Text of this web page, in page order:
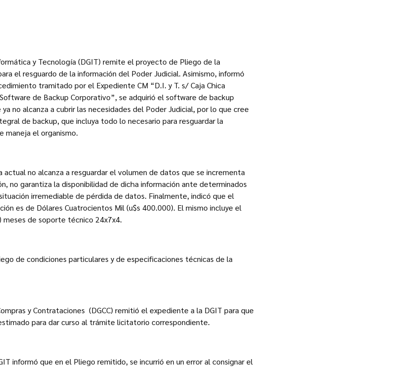
y Tecnología (DGIT) remite el proyecto de Pliego de la
el resguardo de la información del Poder Judicial. Asimismo, informó
tramitado por el Expediente CM “D.I. y T. s/ Caja Chica
de Backup Corporativo”, se adquirió el software de backup
no alcanza a cubrir las necesidades del Poder Judicial, por lo que cree
de backup, que incluya todo lo necesario para resguardar la
maneja el organismo.
no alcanza a resguardar el volumen de datos que se incrementa
no garantiza la disponibilidad de dicha información ante determinados
irremediable de pérdida de datos. Finalmente, indicó que el
es de Dólares Cuatrocientos Mil (u$s 400.000). El mismo incluye el
meses de soporte técnico 24x7x4.
de condiciones particulares y de especificaciones técnicas de la
y Contrataciones (DGCC) remitió el expediente a la DGIT para que
para dar curso al trámite licitatorio correspondiente.
informó que en el Pliego remitido, se incurrió en un error al consignar el